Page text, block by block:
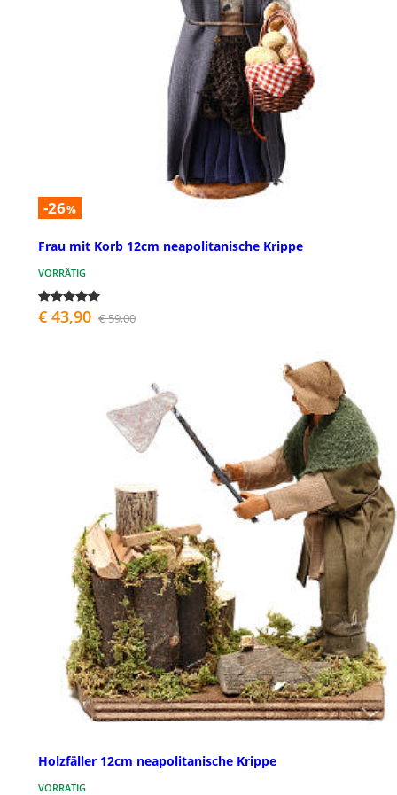
-26%
Frau mit Korb 12cm neapolitanische Krippe
VORRÄTIG
€ 43,90 € 59,00
Holzfäller 12cm neapolitanische Krippe
VORRÄTIG